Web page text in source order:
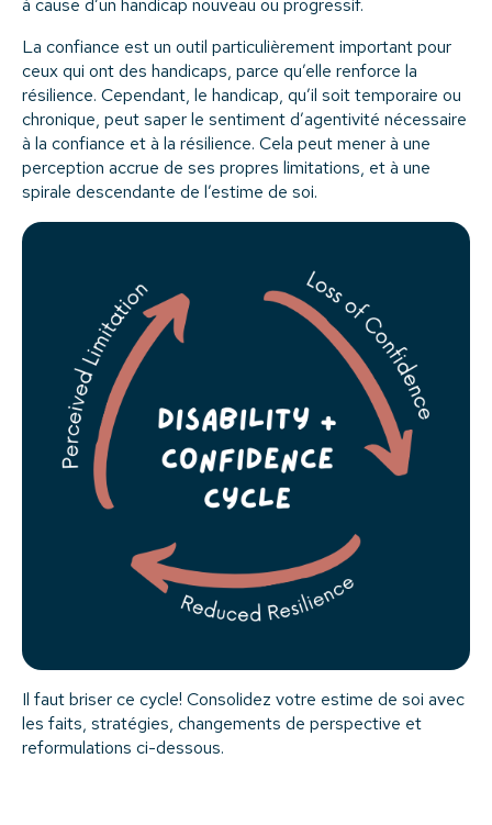
à cause d’un handicap nouveau ou progressif.
La confiance est un outil particulièrement important pour
ceux qui ont des handicaps, parce qu’elle renforce la
résilience. Cependant, le handicap, qu’il soit temporaire ou
chronique, peut saper le sentiment d’agentivité nécessaire
à la confiance et à la résilience. Cela peut mener à une
perception accrue de ses propres limitations, et à une
spirale descendante de l’estime de soi.
Il faut briser ce cycle! Consolidez votre estime de soi avec
les faits, stratégies, changements de perspective et
reformulations ci-dessous.